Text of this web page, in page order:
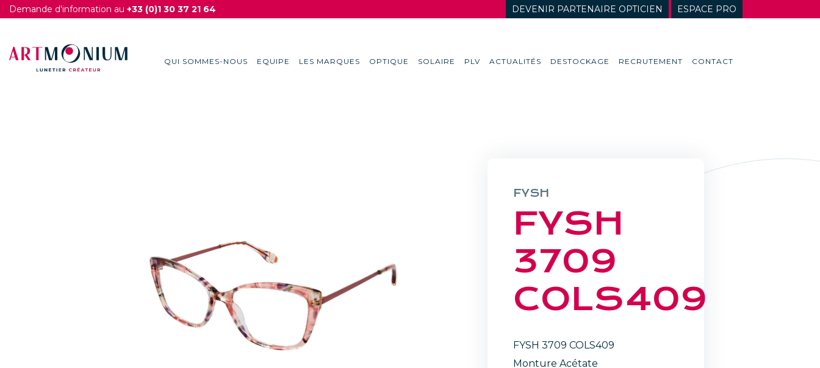
Demande d'information au +33 (0)1 30 37 21 64 DEVENIR PARTENAIRE OPTICIEN ESPACE PRO
QUI SOMMES-NOUS EQUIPE LES MARQUES OPTIQUE SOLAIRE PLV ACTUALITÉS DESTOCKAGE RECRUTEMENT CONTACT
FYSH
FYSH
3709
COLS409
FYSH 3709 COLS409
Monture Acétate